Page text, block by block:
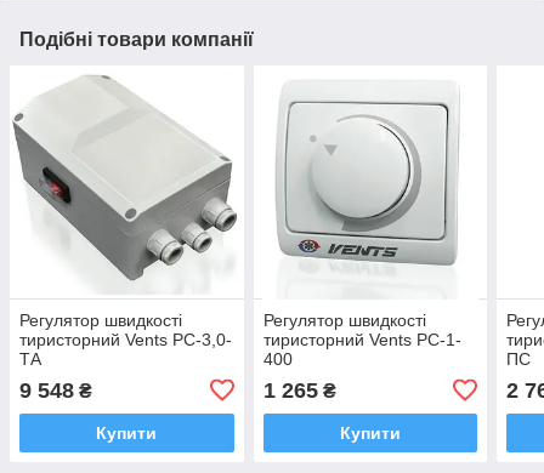
Подібні товари компанії
Регулятор швидкості
тиристорний Vents РС-3,0-
ТА
9 548 ₴
Купити
Регулятор швидкості
тиристорний Vents РС-1-
400
1 265₴
Купити
ПС
2